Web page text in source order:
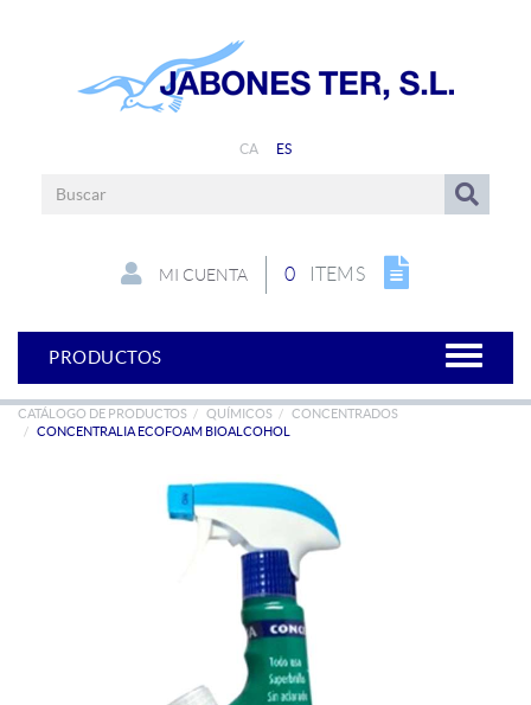
CA ES
0 ITEMS
MI CUENTA
PRODUCTOS
CATÁLOGO DE PRODUCTOS QUÍMICOS
CONCENTRADOS
CONCENTRALIA ECOFOAM BIOALCOHOL